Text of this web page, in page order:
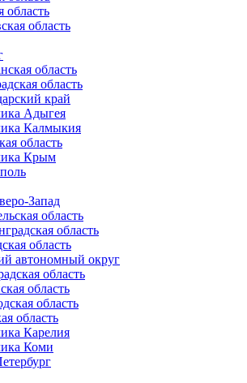
область
область
область
область
край
Адыгея
Калмыкия
область
Крым
Запад
область
область
область
автономный округ
область
область
область
область
Карелия
Коми